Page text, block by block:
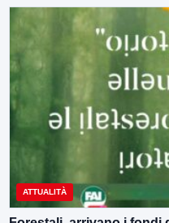
ATTUALITÀ